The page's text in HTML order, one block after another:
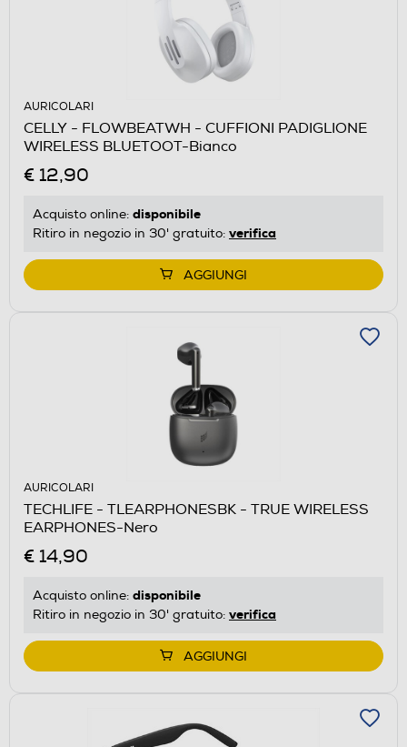
AURICOLARI
CELLY - FLOWBEATWH - CUFFIONI PADIGLIONE
WIRELESS BLUETOOT-Bianco
€ 12,90
Acquisto online: disponibile
Ritiro in negozio in 30' gratuito: verifica
AGGIUNGI
AURICOLARI
TECHLIFE - TLEARPHONESBK - TRUE WIRELESS
EARPHONES-Nero
€ 14,90
Acquisto online: disponibile
Ritiro in negozio in 30' gratuito: verifica
AGGIUNGI